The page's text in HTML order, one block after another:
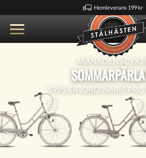
Hemleverans 199 kr
MÅNADENS CYKEL
5995 KR (ORDINARIE PRIS